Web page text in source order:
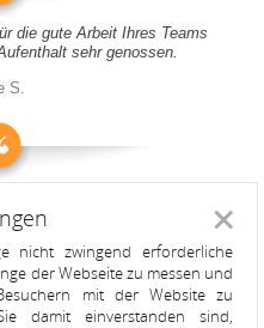
die gute Arbeit Ihres Teams
sehr genossen.
S.
a pleasure to stay at your
S.
nicht zwingend erforderliche
der Webseite zu messen und
mit der Website zu
damit einverstanden sind,